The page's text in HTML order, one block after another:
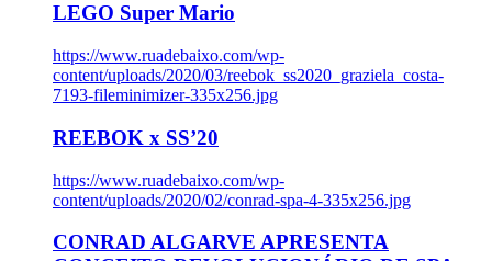
LEGO Super Mario
https://www.ruadebaixo.com/wp-
content/uploads/2020/03/reebok_ss2020_graziela_costa-
7193-fileminimizer-335x256.jpg
REEBOK x SS’20
https://www.ruadebaixo.com/wp-
content/uploads/2020/02/conrad-spa-4-335x256.jpg
CONRAD ALGARVE APRESENTA